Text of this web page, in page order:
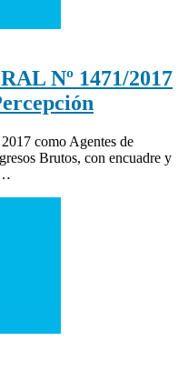
Nº 1471/2017
como Agentes de
Brutos, con encuadre y
…